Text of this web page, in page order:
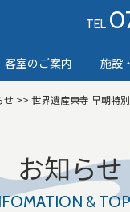
TEL
客室のご案内 施設
せ >> 世界遺産東寺 早朝特
お知らせ
&